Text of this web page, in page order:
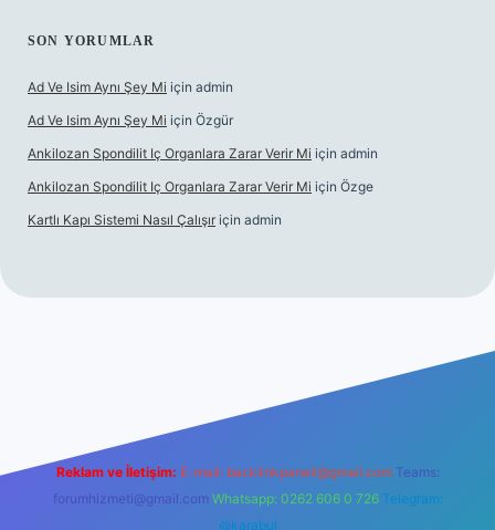
SON YORUMLAR
Ad Ve Isim Aynı Şey Mi için admin
Ad Ve Isim Aynı Şey Mi için Özgür
Ankilozan Spondilit Iç Organlara Zarar Verir Mi için admin
Ankilozan Spondilit Iç Organlara Zarar Verir Mi için Özge
Kartlı Kapı Sistemi Nasıl Çalışır için admin
Reklam ve İletişim: E-mail: backlinkpaneli@gmail.com Teams:
forumhizmeti@gmail.com Whatsapp: 0262 606 0 726 Telegram:
@karabul